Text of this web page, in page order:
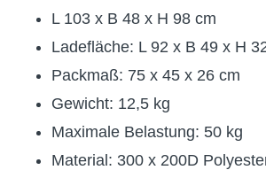
L 103 x B 48 x H 98 cm
Ladefläche: L 92 x B 49 x H
Packmaß: 75 x 45 x 26 cm
Gewicht: 12,5 kg
Maximale Belastung: 50 kg
Material: 300 x 200D